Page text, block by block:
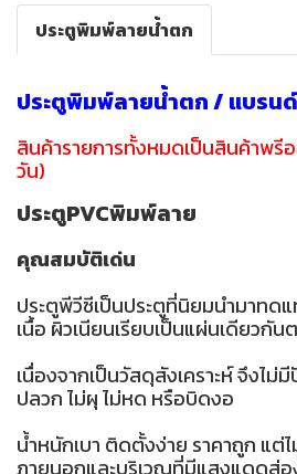
ประตูพิมพ์ลายน้ำตก
ประตูพิมพ์ลายน้ำตก / แบรน
สินค้ารายการทั้งหมดเป็นสินค้าพรี
วัน)
ประตูPVCพิมพ์ลาย
คุณสมบัติเด่น
ประตูพีวีซีเป็นประตูที่นิยมนำมาทด
เนื้อ ผิวเนียนเรียบเป็นแผ่นเดียวกั
เนื่องจากเป็นวัสดุสังเคราะห์ จึงไม่
ปลวก ไม่ผุ ไม่หด หรือบิดงอ
น้ำหนักเบา ติดตั้งง่าย ราคาถูก แต่ไ
ภายนอกและบริเวณที่มีแสงแดดส่